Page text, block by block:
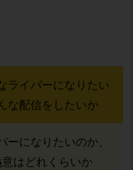
ライバーになりたい
な配信をしたいか
ーになりたいのか、
はどれくらいか